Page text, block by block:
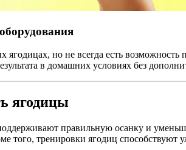
но не всегда есть
в домашних условиях без
ягодицы
правильную осанку и
того, тренировки ягодиц